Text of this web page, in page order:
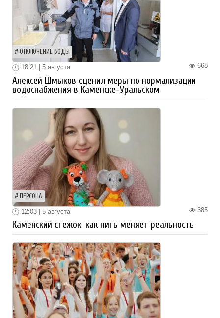
ОТКЛЮЧЕНИЕ ВОДЫ
668
18:21 | 5 августа
Алексей Шмыков оценил меры по нормализации
водоснабжения в Каменске-Уральском
ПЕРСОНА
385
12:03 | 5 августа
Каменский стежок: как нить меняет реальность